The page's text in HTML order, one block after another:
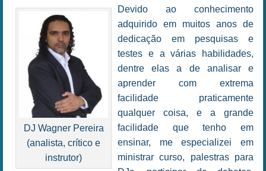
DJ Wagner Pereira
(analista, crítico e
instrutor)
Devido ao conhecimento
adquirido em muitos anos de
dedicação em pesquisas e
testes e a várias habilidades,
dentre elas a de analisar e
aprender com extrema
facilidade praticamente
qualquer coisa, e a grande
facilidade que tenho em
ensinar, me especializei em
ministrar curso, palestras para